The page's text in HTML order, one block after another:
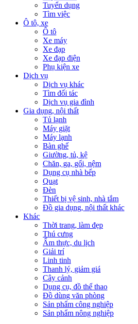
Tuyển dụng
Tìm việc
Ô tô, xe
Ô tô
Xe máy
Xe đạp
Xe đạp điện
Phụ kiện xe
Dịch vụ
Dịch vụ khác
Tìm đối tác
Dịch vụ gia đình
Gia dụng, nội thất
Tủ lạnh
Máy giặt
Máy lạnh
Bàn ghế
Giường, tủ, kệ
Chăn, ga, gối, nệm
Dụng cụ nhà bếp
Quạt
Đèn
Thiết bị vệ sinh, nhà tắm
Đồ gia dụng, nội thất khác
Khác
Thời trang, làm đẹp
Thú cưng
Ẩm thực, du lịch
Giải trí
Linh tinh
Thanh lý, giảm giá
Cây cảnh
Dụng cụ, đồ thể thao
Đồ dùng văn phòng
Sản phẩm công nghiệp
Sản phẩm nông nghiệp